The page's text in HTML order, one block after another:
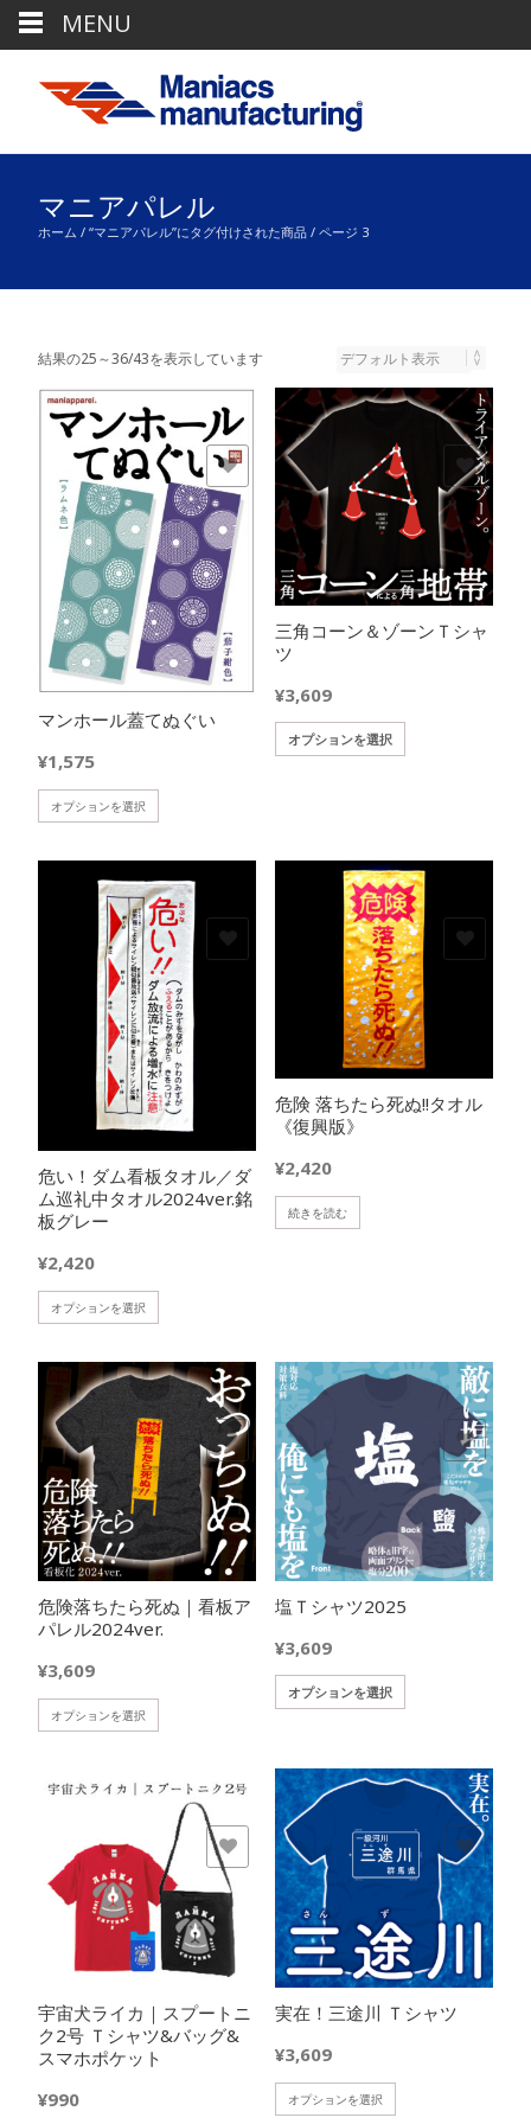
マニアパレル
ホーム / “マニアパレル”にタグ付けされた商品 / ページ 3
結果の25～36/43を表示しています
マンホール蓋てぬぐい
¥1,575
オプションを選択
の
品
に
は
複
数
の
バ
リ
エ
ー
シ
ョ
ン
が
オ
シ
ョ
ン
は
商
品
ペ
ー
ジ
か
ら
で
欲しいモノに追加
三角コーン＆ゾーンＴシャ
ツ
¥3,609
オプションを選択
の
は
複
数
の
バ
リ
エ
ー
シ
ン
ン
は
品
ペ
ー
ジ
か
ら
選
択
す
欲しいモノに追加
危い！ダム看板タオル／ダ
ム巡礼中タオル2024ver.銘
板グレー
¥2,420
オプションを選択
の
品
は
複
数
の
バ
リ
エ
ー
シ
が
あ
ま
す。
プ
シ
ョ
は
商
ペ
欲しいモノに追加
危険 落ちたら死ぬ!!タオル
《復興版》
¥2,420
続きを読む
欲しいモノに追加
危険落ちたら死ぬ｜看板ア
パレル2024ver.
¥3,609
オプションを選択
の
品
複
数
の
リ
ー
シ
ョ
欲しいモノに追加
塩Ｔシャツ2025
¥3,609
オプションを選択
の
品
に
複
数
リ
エ
ー
シ
欲しいモノに追加
宇宙犬ライカ｜スプートニ
ク2号 Ｔシャツ&バッグ&
スマホポケット
¥990
欲しいモノに追加
実在！三途川 Ｔシャツ
¥3,609
オプションを選択
欲しいモノに追加
MENU